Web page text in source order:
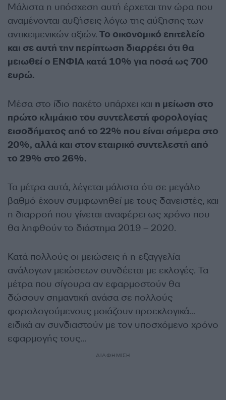
Μάλιστα η υπόσχεση αυτή έρχεται την ώρα που
αναμένονται αυξήσεις λόγω της αύξησης των
αντικειμενικών αξιών. Το οικονομικό επιτελείο
και σε αυτή την περίπτωση διαρρέει ότι θα
μειωθεί ο ΕΝΦΙΑ κατά 10% για ποσά ως 700
ευρώ.
Μέσα στο ίδιο πακέτο υπάρχει και η μείωση στο
πρώτο κλιμάκιο του συντελεστή φορολογίας
εισοδήματος από το 22% που είναι σήμερα στο
20%, αλλά και στον εταιρικό συντελεστή από
το 29% στο 26%.
Τα μέτρα αυτά, λέγεται μάλιστα ότι σε μεγάλο
βαθμό έχουν συμφωνηθεί με τους δανειστές, και
η διαρροή που γίνεται αναφέρει ως χρόνο που
θα ληφθούν το διάστημα 2019 – 2020.
Κατά πολλούς οι μειώσεις ή η εξαγγελία
ανάλογων μειώσεων συνδέεται με εκλογές. Τα
μέτρα που σίγουρα αν εφαρμοστούν θα
δώσουν σημαντική ανάσα σε πολλούς
φορολογούμενους μοιάζουν προεκλογικά…
ειδικά αν συνδιαστούν με τον υποσχόμενο χρόνο
εφαρμογής τους…
ΔΙΑΦΗΜΙΣΗ